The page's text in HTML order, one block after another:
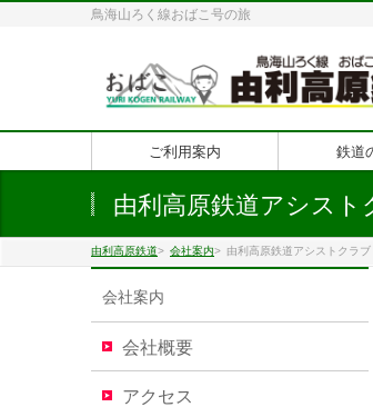
鳥海山ろく線おばこ号の旅
ご利用案内 鉄道
由利高原鉄道アシスト
由利高原鉄道> 会社案内> 由利高原鉄道アシストクラブ
会社案内
会社概要
アクセス